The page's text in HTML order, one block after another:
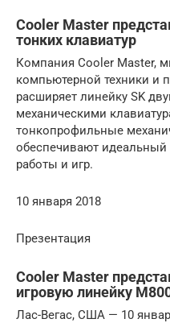
Cooler Master
тонких клавиатур
Компания Cooler Master,
компьютерной техники и
расширяет линейку SK
механическими
тонкопрофильные
обеспечивают идеальный
работы и игр.
10 января 2018
Презентация
Cooler Master
игровую линейку
Лас-Вегас, США — 10